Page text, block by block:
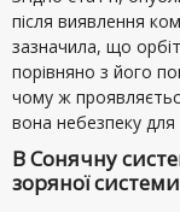
після виявлення
зазначила, що
порівняно з його
чому ж
вона небезпеку для
В Сонячну
зоряної системи